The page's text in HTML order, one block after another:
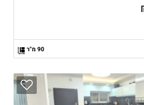
90 מ"ר